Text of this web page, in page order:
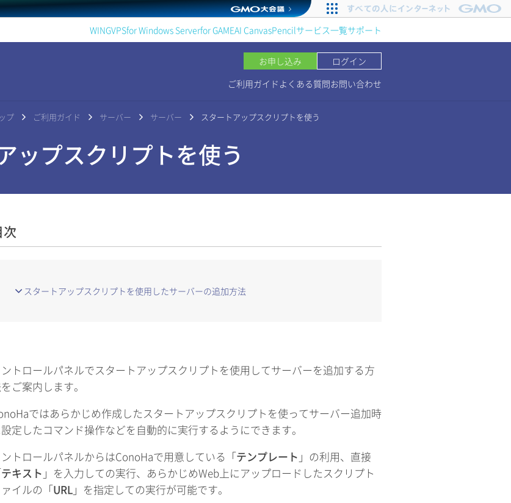
WINGVPSfor Windows Serverfor GAMEAI CanvasPencilサービス一覧サポート
お申し込み
ログイン
ご利用ガイド よくある質問お問い合わせ
プ ご利用ガイド サーバー サーバー スタートアップスクリプトを使う
ップスクリプトを使う
次
スタートアップスクリプトを使用したサーバーの追加方法
ントロールパネルでスタートアップスクリプトを使用してサーバーを追加する方
ご案内します。
ではあらかじめ作成したスタートアップスクリプトを使ってサーバー追加時
定したコマンド操作などを自動的に実行するようにできます。
ントロールパネルからはConoHaで用意している「テンプレート 」の利用、直接
テキスト 」を入力しての実行、あらかじめWeb上にアップロードしたスクリプト
イルの「URL 」を指定しての実行が可能です。